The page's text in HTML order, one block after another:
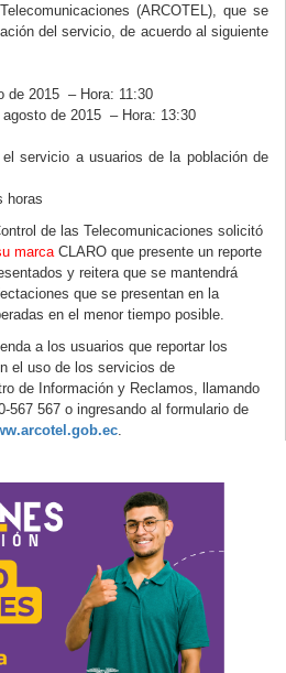
(ARCOTEL), que se
del servicio, de acuerdo al siguiente
de 2015 – Hora: 11:30
de 2015 – Hora: 13:30
servicio a usuarios de la población de
horas
de las Telecomunicaciones solicitó
marca CLARO que presente un reporte
y reitera que se mantendrá
que se presentan en la
en el menor tiempo posible.
a los usuarios que reportar los
el uso de los servicios de
de Información y Reclamos, llamando
567 567 o ingresando al formulario de